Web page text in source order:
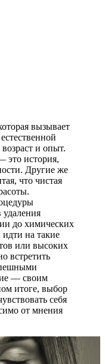
вызывает
и опыт.
это история,
Другие же
что чистая
удаления
до химических
на такие
или высоких
встретить
— своим
итоге, выбор
себя
от мнения